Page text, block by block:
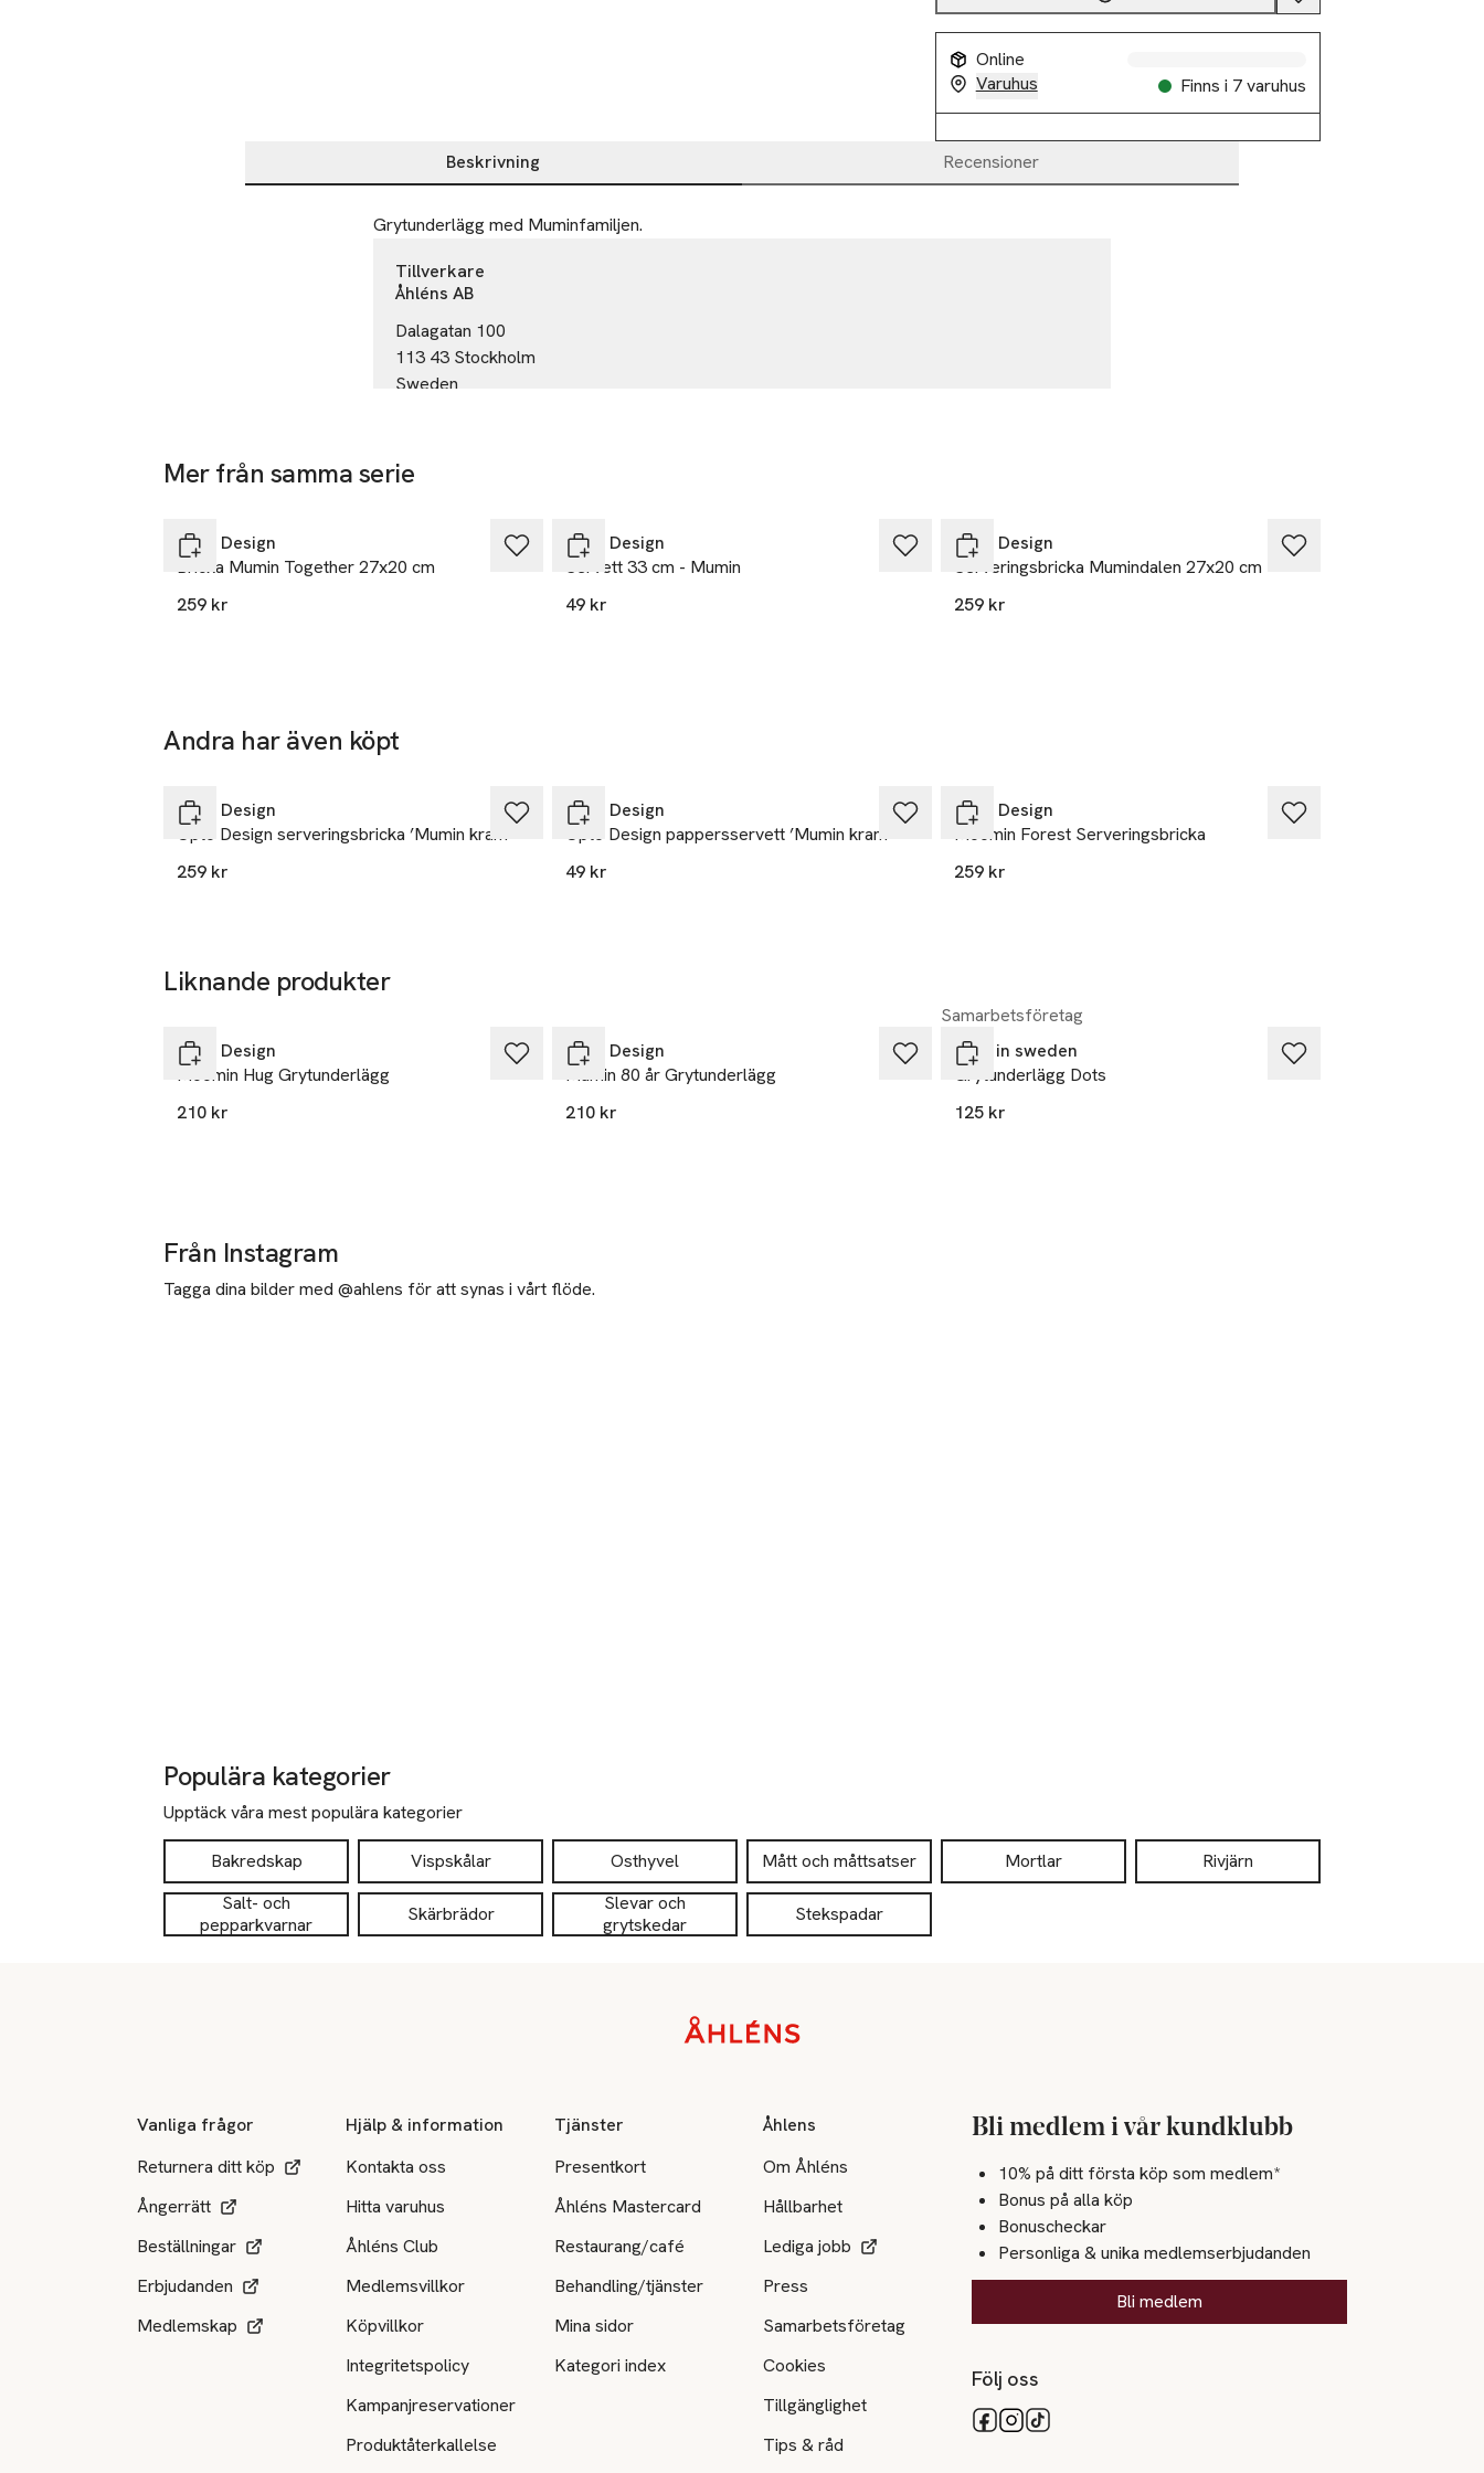
Online
Varuhus
Finns i 7 varuhus
Beskrivning Recensioner
Beskrivning
Grytunderlägg med Muminfamiljen.
Tillverkare
Åhléns AB
Dalagatan 100
113 43 Stockholm
Sweden
Mobilnummer
Mer från samma serie
Opto Design
Bricka Mumin Together 27x20 cm
259 kr
Opto Design
Servett 33 cm - Mumin
49 kr
Opto Design
Serveringsbricka Mumindalen 27x20 cm
259 kr
Andra har även köpt
Opto Design
Opto Design serveringsbricka ’Mumin kram’
259 kr
Opto Design
Opto Design pappersservett ’Mumin kram’
49 kr
Opto Design
Moomin Forest Serveringsbricka
259 kr
Liknande produkter
Opto Design
Moomin Hug Grytunderlägg
210 kr
Opto Design
Mumin 80 år Grytunderlägg
210 kr
Samarbetsföretag
Born in sweden
Grytunderlägg Dots
125 kr
Från Instagram
Tagga dina bilder med @ahlens för att synas i vårt flöde.
Populära kategorier
Upptäck våra mest populära kategorier
Bakredskap Vispskålar Osthyvel Mått och måttsatser Mortlar
Rivjärn
Salt- och
pepparkvarnar
Skärbrädor
Slevar och
grytskedar
Stekspadar
Vanliga frågor
Returnera ditt köp
Ångerrätt
Beställningar
Erbjudanden
Medlemskap
Hjälp & information
Kontakta oss
Hitta varuhus
Åhléns Club
Medlemsvillkor
Köpvillkor
Integritetspolicy
Kampanjreservationer
Produktåterkallelse
Tjänster
Presentkort
Åhléns Mastercard
Restaurang/café
Behandling/tjänster
Mina sidor
Kategori index
Åhlens
Om Åhléns
Hållbarhet
Lediga jobb
Press
Samarbetsföretag
Cookies
Tillgänglighet
Tips & råd
Bli medlem i vår kundklubb
10% på ditt första köp som medlem*
Bonus på alla köp
Bonuscheckar
Personliga & unika medlemserbjudanden
Bli medlem
Följ oss